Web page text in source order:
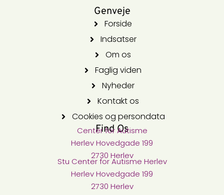
Genveje
Forside
Indsatser
Om os
Faglig viden
Nyheder
Kontakt os
Cookies og persondata
Find Os
Center for Autisme​
Herlev Hovedgade 199
2730 Herlev
Stu Center for Autisme​ Herlev
Herlev Hovedgade 199
2730 Herlev